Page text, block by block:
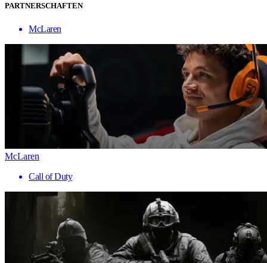
PARTNERSCHAFTEN
McLaren
McLaren
Call of Duty